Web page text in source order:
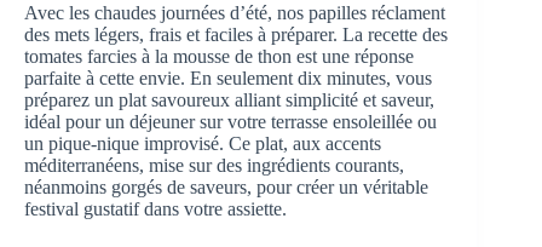
Avec les chaudes journées d’été, nos papilles réclament
des mets légers, frais et faciles à préparer. La recette des
tomates farcies à la mousse de thon est une réponse
parfaite à cette envie. En seulement dix minutes, vous
préparez un plat savoureux alliant simplicité et saveur,
idéal pour un déjeuner sur votre terrasse ensoleillée ou
un pique-nique improvisé. Ce plat, aux accents
méditerranéens, mise sur des ingrédients courants,
néanmoins gorgés de saveurs, pour créer un véritable
festival gustatif dans votre assiette.